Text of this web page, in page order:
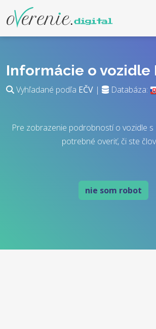
Informácie o vozidle
Vyhľadané podľa EČV | Databáza:
Pre zobrazenie podrobností o vozidle s
potrebné overiť, či ste
nie som robot